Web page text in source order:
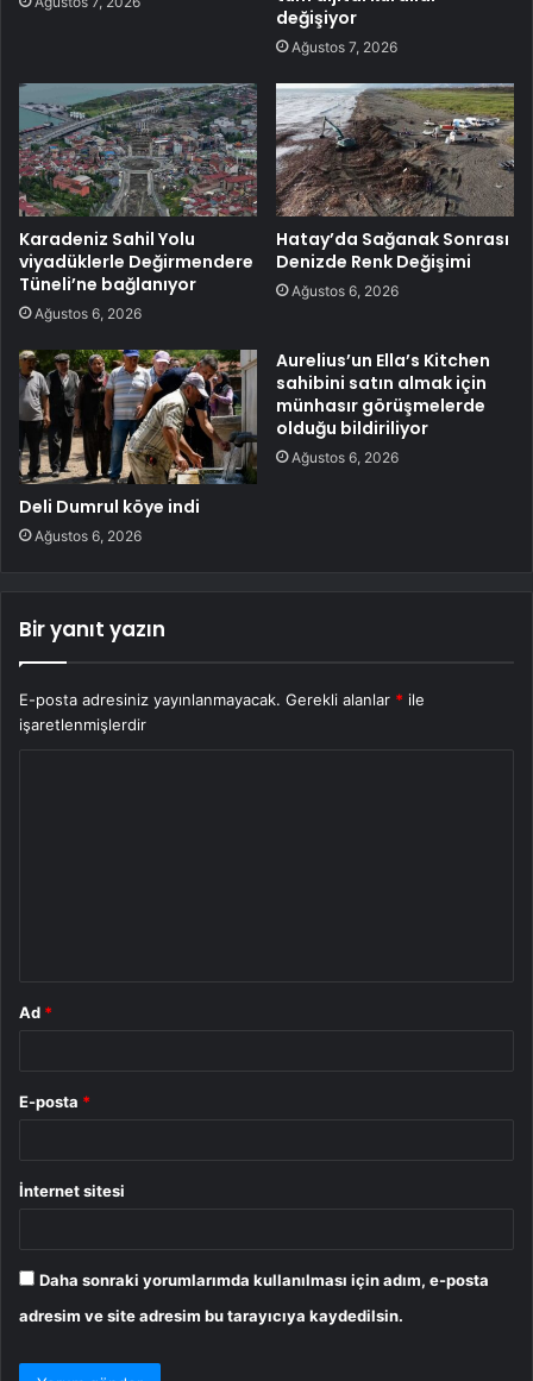
değişiyor
Ağustos 7, 2026
Karadeniz Sahil Yolu
viyadüklerle Değirmendere
Tüneli’ne bağlanıyor
Ağustos 6, 2026
Hatay’da Sağanak Sonrası
Denizde Renk Değişimi
Ağustos 6, 2026
Deli Dumrul köye indi
Ağustos 6, 2026
Aurelius’un Ella’s Kitchen
sahibini satın almak için
münhasır görüşmelerde
olduğu bildiriliyor
Ağustos 6, 2026
Bir yanıt yazın
E-posta adresiniz yayınlanmayacak. Gerekli alanlar * ile
işaretlenmişlerdir
Ad *
E-posta *
İnternet sitesi
Daha sonraki yorumlarımda kullanılması için adım, e-posta
adresim ve site adresim bu tarayıcıya kaydedilsin.